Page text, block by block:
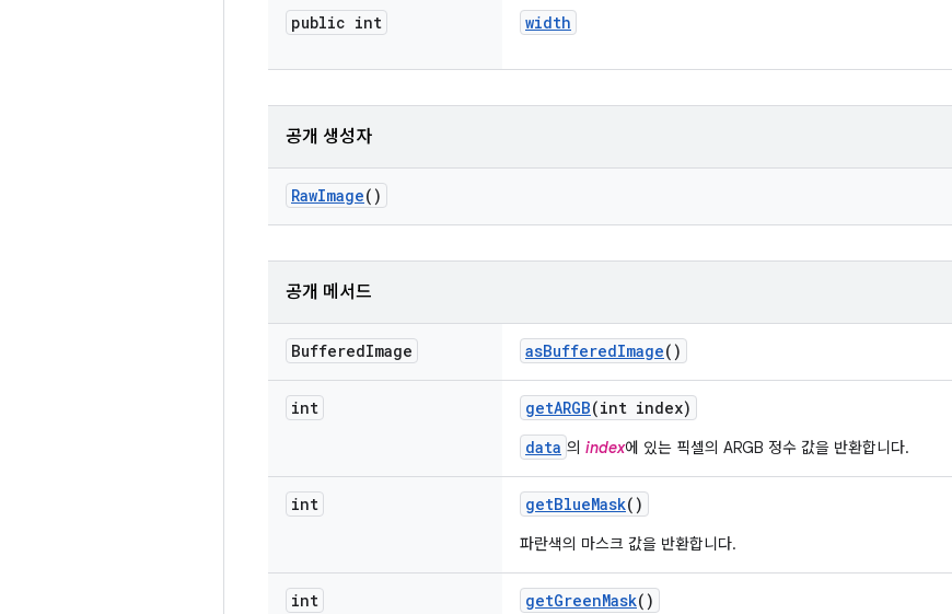
public int width
공개 생성자
RawImage()
공개 메서드
BufferedImage asBufferedImage()
int getARGB(int index)
data 의 index에 있는 픽셀의 ARGB 정수 값을 반환합니다.
int getBlueMask()
파란색의 마스크 값을 반환합니다.
int getGreenMask()